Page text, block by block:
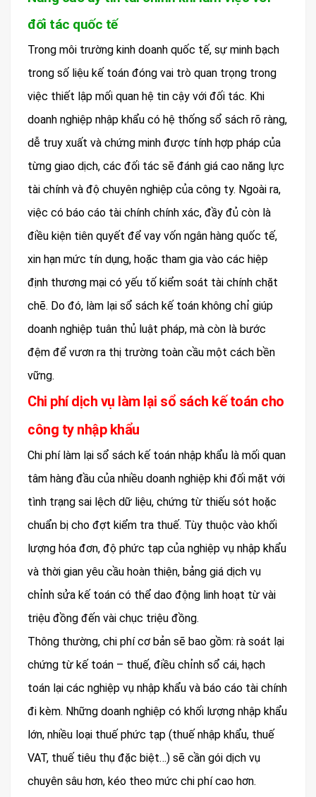
đối tác quốc tế
Trong môi trường kinh doanh quốc tế, sự minh bạch
trong số liệu kế toán đóng vai trò quan trọng trong
việc thiết lập mối quan hệ tin cậy với đối tác. Khi
doanh nghiệp nhập khẩu có hệ thống sổ sách rõ ràng,
dễ truy xuất và chứng minh được tính hợp pháp của
từng giao dịch, các đối tác sẽ đánh giá cao năng lực
tài chính và độ chuyên nghiệp của công ty. Ngoài ra,
việc có báo cáo tài chính chính xác, đầy đủ còn là
điều kiện tiên quyết để vay vốn ngân hàng quốc tế,
xin hạn mức tín dụng, hoặc tham gia vào các hiệp
định thương mại có yếu tố kiểm soát tài chính chặt
chẽ. Do đó, làm lại sổ sách kế toán không chỉ giúp
doanh nghiệp tuân thủ luật pháp, mà còn là bước
đệm để vươn ra thị trường toàn cầu một cách bền
vững.
Chi phí dịch vụ làm lại sổ sách kế toán cho
công ty nhập khẩu
Chi phí làm lại sổ sách kế toán nhập khẩu là mối quan
tâm hàng đầu của nhiều doanh nghiệp khi đối mặt với
tình trạng sai lệch dữ liệu, chứng từ thiếu sót hoặc
chuẩn bị cho đợt kiểm tra thuế. Tùy thuộc vào khối
lượng hóa đơn, độ phức tạp của nghiệp vụ nhập khẩu
và thời gian yêu cầu hoàn thiện, bảng giá dịch vụ
chỉnh sửa kế toán có thể dao động linh hoạt từ vài
triệu đồng đến vài chục triệu đồng.
Thông thường, chi phí cơ bản sẽ bao gồm: rà soát lại
chứng từ kế toán – thuế, điều chỉnh sổ cái, hạch
toán lại các nghiệp vụ nhập khẩu và báo cáo tài chính
đi kèm. Những doanh nghiệp có khối lượng nhập khẩu
lớn, nhiều loại thuế phức tạp (thuế nhập khẩu, thuế
VAT, thuế tiêu thụ đặc biệt…) sẽ cần gói dịch vụ
chuyên sâu hơn, kéo theo mức chi phí cao hơn.